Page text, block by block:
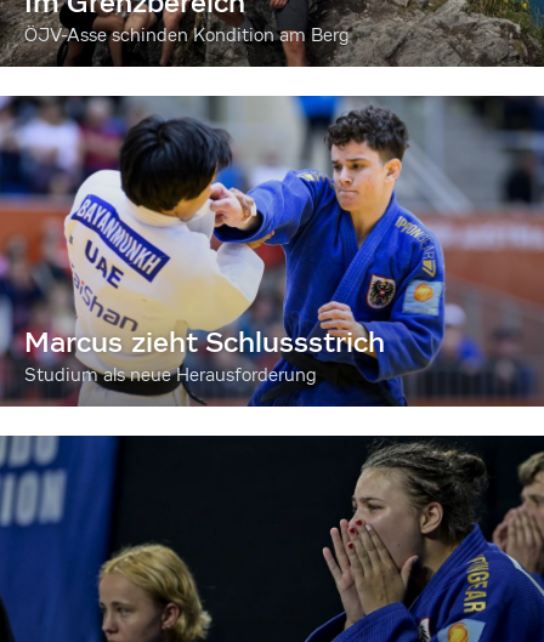
ÖJV-Asse schinden Kondition am Berg
Marcus zieht Schlussstrich
Studium als neue Herausforderung